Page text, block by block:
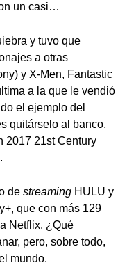
un casi…
y tuvo que
a otras
y X-Men, Fantastic
a la que le vendió
el ejemplo del
quitárselo al banco,
2017 21st Century
de streaming HULU y
que con más 129
Netflix. ¿Qué
pero, sobre todo,
mundo.